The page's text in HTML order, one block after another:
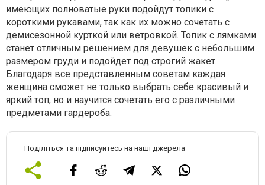
имеющих полноватые руки подойдут топики с
короткими рукавами, так как их можно сочетать с
демисезонной курткой или ветровкой. Топик с лямками
станет отличным решением для девушек с небольшим
размером груди и подойдет под строгий жакет.
Благодаря все представленным советам каждая
женщина сможет не только выбрать себе красивый и
яркий топ, но и научится сочетать его с различными
предметами гардероба.
Поділіться та підписуйтесь на наші джерела